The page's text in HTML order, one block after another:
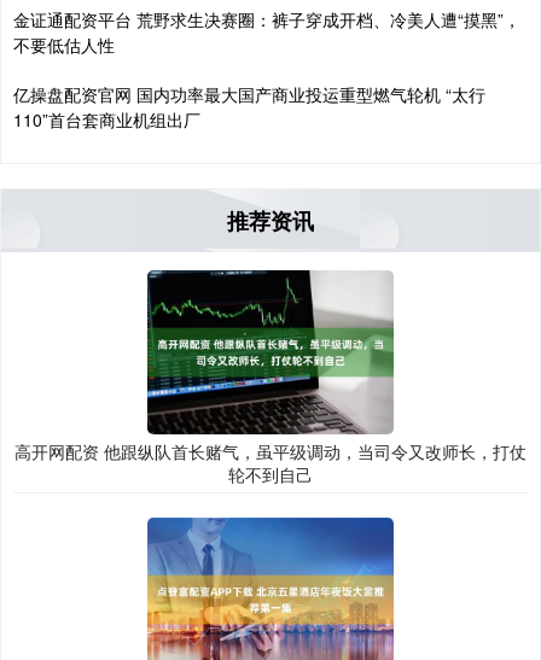
金证通配资平台 荒野求生决赛圈：裤子穿成开档、冷美人遭“摸黑”，
不要低估人性
亿操盘配资官网 国内功率最大国产商业投运重型燃气轮机 “太行
110”首台套商业机组出厂
推荐资讯
高开网配资 他跟纵队首长赌气，虽平级调动，当司令又改师长，打仗
轮不到自己